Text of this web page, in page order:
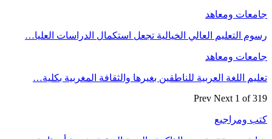
جامعات ومعاهد
رسوم التعليم العالي الخيالية تجعل استكمال الدراسات العليا…
جامعات ومعاهد
تعليم اللغة العربية للناطقين بغيرها والثقافة المغربية بكلية…
Prev Next 1 of 319
كتب ومراجيع